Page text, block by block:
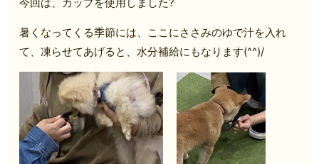
暑くなってくる季節には、ここにささみのゆで汁を入れ
て、凍らせてあげると、水分補給にもなります(^^)/